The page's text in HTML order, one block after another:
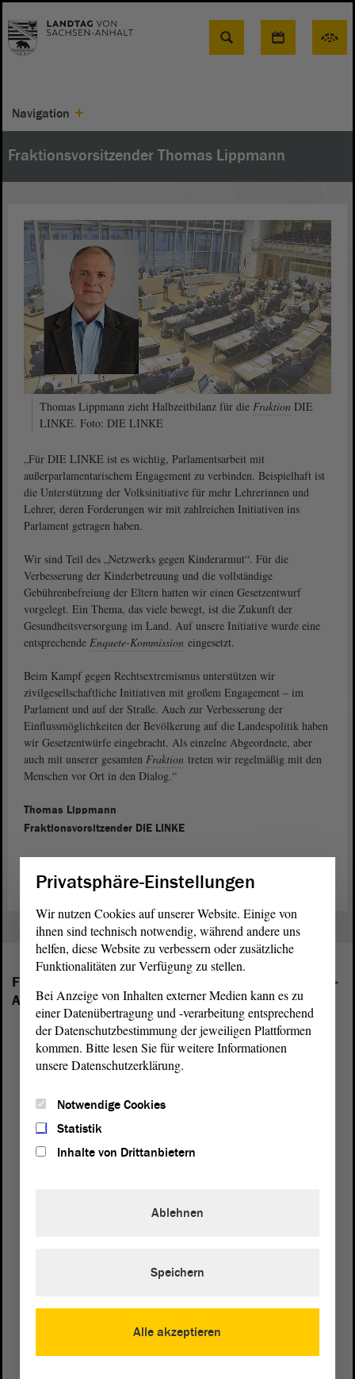
Suche
Navigation
Fraktionsvorsitzender Thomas Lippmann
Thomas Lippmann zieht Halbzeitbilanz für die Fraktion DIE
LINKE. Foto: DIE LINKE
„Für DIE LINKE ist es wichtig, Parlamentsarbeit mit
außerparlamentarischem Engagement zu verbinden. Beispielhaft ist
die Unterstützung der Volksinitiative für mehr Lehrerinnen und
Lehrer, deren Forderungen wir mit zahlreichen Initiativen ins
Parlament getragen haben.
Wir sind Teil des „Netzwerks gegen Kinderarmut“. Für die
Verbesserung der Kinderbetreuung und die vollständige
Gebührenbefreiung der Eltern hatten wir einen Gesetzentwurf
vorgelegt. Ein Thema, das viele bewegt, ist die Zukunft der
Gesundheitsversorgung im Land. Auf unsere Initiative wurde eine
entsprechende Enquete-Kommission eingesetzt.
Beim Kampf gegen Rechtsextremismus unterstützen wir
zivilgesellschaftliche Initiativen mit großem Engagement – im
Parlament und auf der Straße. Auch zur Verbesserung der
Einflussmöglichkeiten der Bevölkerung auf die Landespolitik haben
wir Gesetzentwürfe eingebracht. Als einzelne Abgeordnete, aber
auch mit unserer gesamten Fraktion treten wir regelmäßig mit den
Menschen vor Ort in den Dialog.“
Thomas Lippmann
Fraktionsvorsitzender DIE LINKE
Folgende Fraktionen sind im Landtag von Sachsen-
Anhalt vertreten:
Landtagvon Sachsen-Anhalt
Privatsphäre-Einstellungen
Wir nutzen Cookies auf unserer Website. Einige von
ihnen sind technisch notwendig, während andere uns
helfen, diese Website zu verbessern oder zusätzliche
Funktionalitäten zur Verfügung zu stellen.
Bei Anzeige von Inhalten externer Medien kann es zu
einer Datenübertragung und -verarbeitung entsprechend
der Datenschutzbestimmung der jeweiligen Plattformen
kommen. Bitte lesen Sie für weitere Informationen
unsere Datenschutzerklärung.
Notwendige Cookies
Statistik
Inhalte von Drittanbietern
Alle akzeptieren
Ablehnen
Speichern